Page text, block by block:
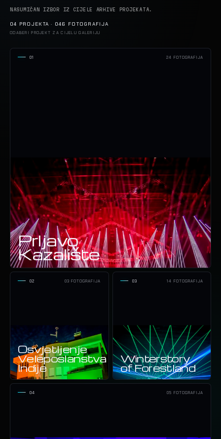
NASUMIČAN IZBOR IZ CIJELE ARHIVE PROJEKATA.
04 PROJEKTA · 046 FOTOGRAFIJA
ODABERI PROJEKT ZA CIJELU GALERIJU
Prljavo
Kazalište
01 24 FOTOGRAFIJA
Osvjetljenje
Veleposlanstva
Indije
02 03 FOTOGRAFIJA
Winterstory
of Forestland
03 14 FOTOGRAFIJA
04 05 FOTOGRAFIJA